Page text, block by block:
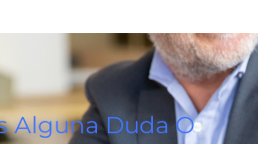
Alguna Duda O